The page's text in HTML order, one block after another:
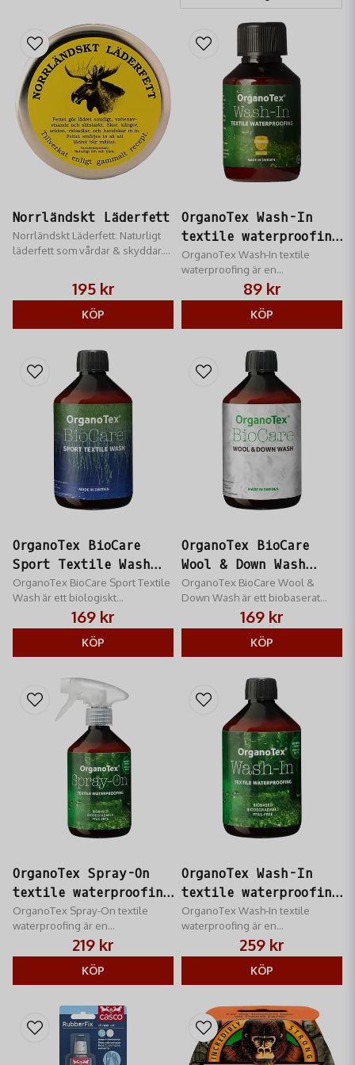
Norrländskt Läderfett
Norrländskt Läderfett: Naturligt
läderfett som vårdar & skyddar.
läderstövlar & utrustning.
195 kr
KÖP
OrganoTex Wash-In
textile waterproofing
(100 ml)
OrganoTex Wash-In textile
waterproofing är en
textilimpregnering som enkelt
tvättas in i plagget med
89 kr
KÖP
OrganoTex BioCare
Sport Textile Wash
500ml
OrganoTex BioCare Sport Textile
Wash är ett biologiskt
nedbrytbart och skonsamt
tvättmedel för funktionsmaterial.
169 kr
KÖP
OrganoTex BioCare
Wool & Down Wash
500ml
OrganoTex BioCare Wool &
Down Wash är ett biobaserat
fintvättmedel för ull och dun
169 kr
KÖP
OrganoTex Spray-On
textile waterproofing
500ml
OrganoTex Spray-On textile
waterproofing är en
textilimpregnering för alla typer
av textilier
219 kr
KÖP
OrganoTex Wash-In
textile waterproofing
500ml
OrganoTex Wash-In textile
waterproofing är en
textilimpregnering som enkelt
tvättas in i plagget med
259 kr
KÖP